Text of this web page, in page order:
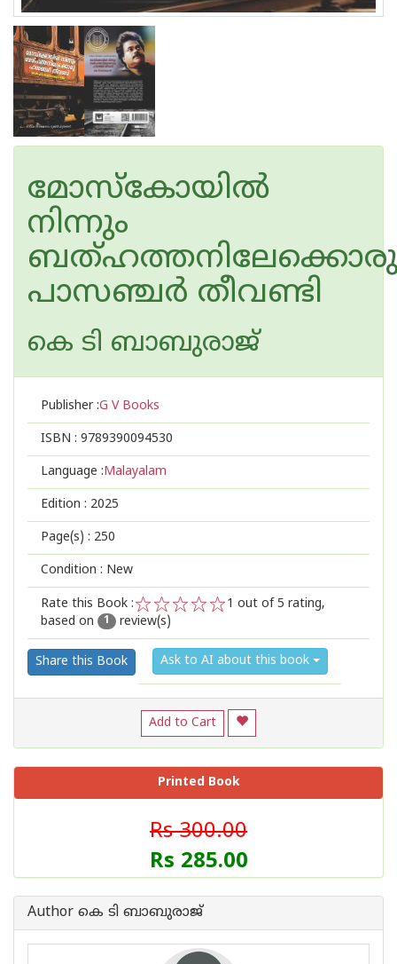
മോസ്കോയിൽ
നിന്നും
ബത്ഹത്തനിലേക്കൊരു
പാസഞ്ചർ തീവണ്ടി
കെ ടി ബാബുരാജ്
Publisher :G V Books
ISBN : 9789390094530
Language :Malayalam
Edition : 2025
Page(s) : 250
Condition : New
Rate this Book :
2
1
1 out of 5 rating,
based on
1 review(s)
Share this Book Ask to AI about this book
Add to Cart
Printed Book
Rs 300.00
Rs 285.00
Author കെ ടി ബാബുരാജ്